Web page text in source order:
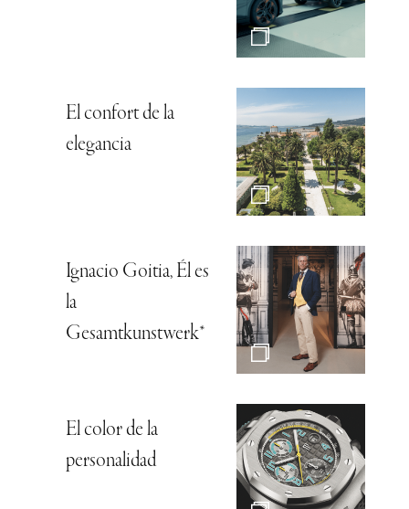
El confort de la
elegancia
Ignacio Goitia, Él es
la
Gesamtkunstwerk*
El color de la
personalidad